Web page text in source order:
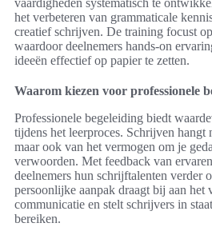
vaardigheden systematisch te
het verbeteren van grammaticale
creatief schrijven. De training focust
waardoor deelnemers hands-on
ideeën effectief op papier te zetten.
Waarom kiezen voor professionele
Professionele begeleiding biedt
tijdens het leerproces. Schrijven hangt
maar ook van het vermogen om je
verwoorden. Met feedback van
deelnemers hun schrijftalenten verder
persoonlijke aanpak draagt bij aan het
communicatie en stelt schrijvers in
bereiken.